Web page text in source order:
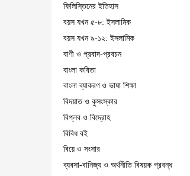
ফিলিস্তিনের ইতিহাস
বয়স যখন ৫-৮: ইসলামিক
বয়স যখন ৯-১২: ইসলামিক
বাণী ও প্রবাদ-প্রবচন
বাংলা কবিতা
বাংলা ব্যাকরণ ও ভাষা শিক্ষা
বিদয়াত ও কুসংস্কার
বিপ্লব ও বিদ্রোহ
বিবিধ বই
বিয়ে ও সংসার
ব্যবসা-বানিজ্য ও অর্থনীতি বিষয়ক প্রবন্ধ